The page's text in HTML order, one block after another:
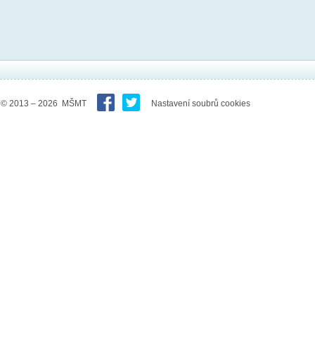
© 2013 – 2026 MŠMT Nastavení soubrů cookies